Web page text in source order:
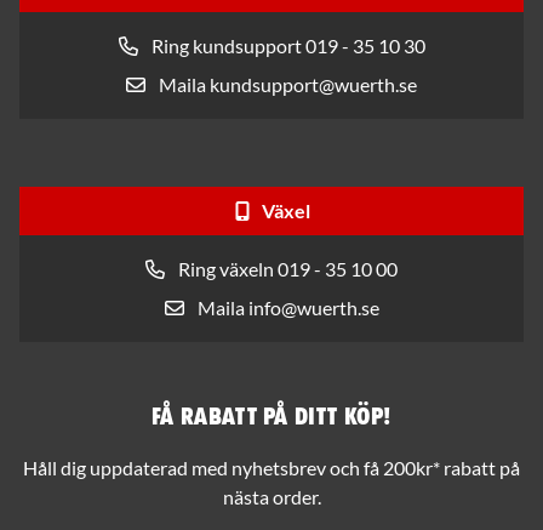
Ring kundsupport 019 - 35 10 30
Maila kundsupport@wuerth.se
Växel
Ring växeln 019 - 35 10 00
Maila info@wuerth.se
Få rabatt på ditt köp!
Håll dig uppdaterad med nyhetsbrev och få 200kr* rabatt på
nästa order.